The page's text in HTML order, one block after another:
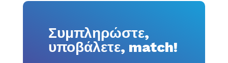
Συμπληρώστε,
υποβάλετε, match!